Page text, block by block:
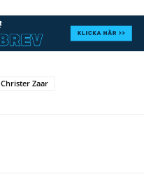
Christer Zaar